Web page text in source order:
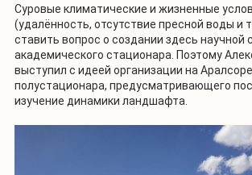
Суровые климатические и жизненные
(удалённость, отсутствие пресной воды и
ставить вопрос о создании здесь научной
академического стационара. Поэтому
выступил с идеей организации на Аралсоре
полустационара, предусматривающего
изучение динамики ландшафта.